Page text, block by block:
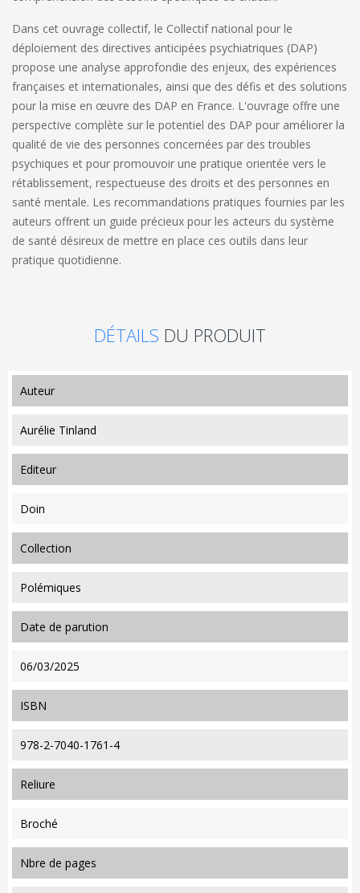
Dans cet ouvrage collectif, le Collectif national pour le
déploiement des directives anticipées psychiatriques (DAP)
propose une analyse approfondie des enjeux, des expériences
françaises et internationales, ainsi que des défis et des solutions
pour la mise en œuvre des DAP en France. L'ouvrage offre une
perspective complète sur le potentiel des DAP pour améliorer la
qualité de vie des personnes concernées par des troubles
psychiques et pour promouvoir une pratique orientée vers le
rétablissement, respectueuse des droits et des personnes en
santé mentale. Les recommandations pratiques fournies par les
auteurs offrent un guide précieux pour les acteurs du système
de santé désireux de mettre en place ces outils dans leur
pratique quotidienne.
DÉTAILS DU PRODUIT
auteur
Aurélie Tinland
editeur
Doin
collection
Polémiques
date de parution
06/03/2025
ISBN
978-2-7040-1761-4
reliure
Broché
nbre de pages